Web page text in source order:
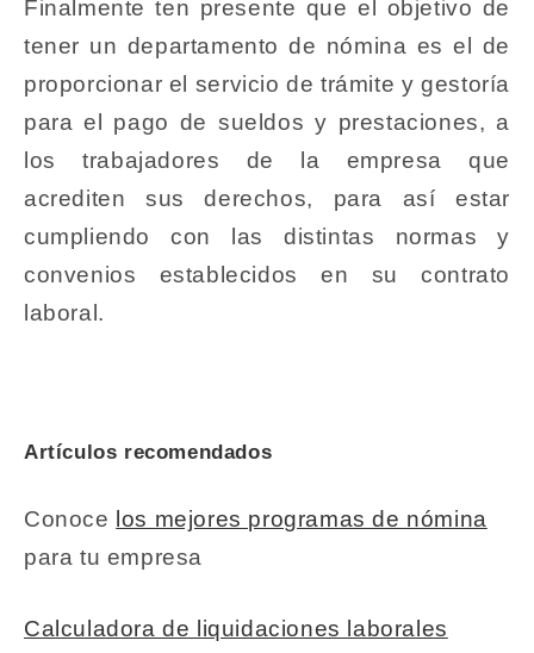
Finalmente ten presente que el objetivo de
tener un departamento de nómina es el de
proporcionar el servicio de trámite y gestoría
para el pago de sueldos y prestaciones, a
los trabajadores de la empresa que
acrediten sus derechos, para así estar
cumpliendo con las distintas normas y
convenios establecidos en su contrato
laboral.
Artículos recomendados
Conoce los mejores programas de nómina
para tu empresa
Calculadora de liquidaciones laborales